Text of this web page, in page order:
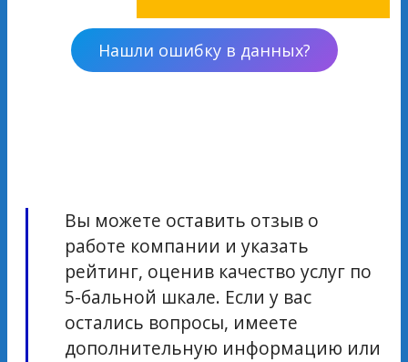
Нашли ошибку в данных?
Вы можете оставить отзыв о
работе компании и указать
рейтинг, оценив качество услуг по
5-бальной шкале. Если у вас
остались вопросы, имеете
дополнительную информацию или